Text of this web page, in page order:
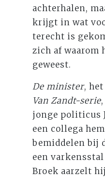
achterhalen,
krijgt in wat
terecht is
zich af waarom
geweest.
De minister,
Van Zandt-serie
jonge politicus
een collega
bemiddelen bij
een
Broek aarzelt